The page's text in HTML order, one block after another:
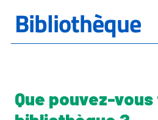
Bibliothèque
Que pouvez-